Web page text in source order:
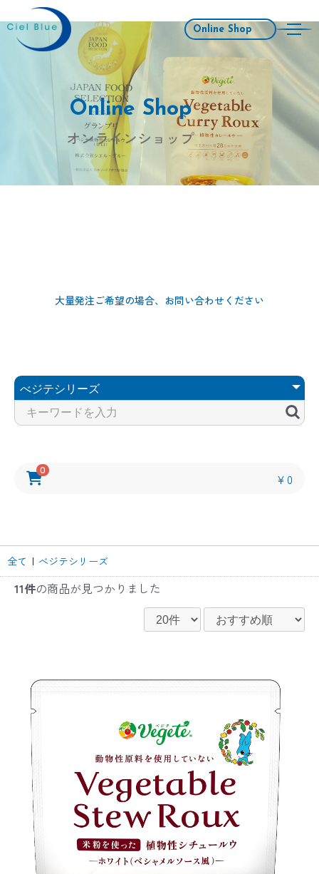
Online Shop
Online Shop
オンラインショップ
大量発注ご希望の場合、お問い合わせください
0
￥0
全て | べジテシリーズ
11件の商品が見つかりました